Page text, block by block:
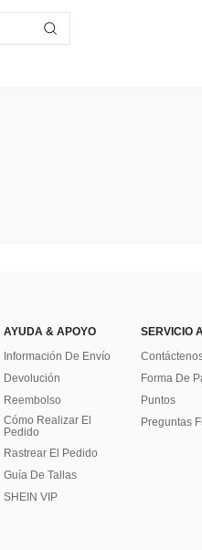
AYUDA & APOYO
Información De Envío
Devolución
Reembolso
Cómo Realizar El
Pedido
Rastrear El Pedido
Guía De Tallas
SHEIN VIP
SERVICIO
Forma De
Puntos
Preguntas